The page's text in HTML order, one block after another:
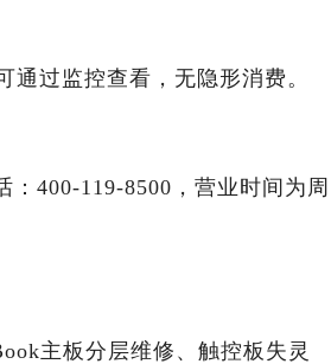
过监控查看，无隐形消费。
400-119-8500，营业时间为周
主板分层维修、触控板失灵